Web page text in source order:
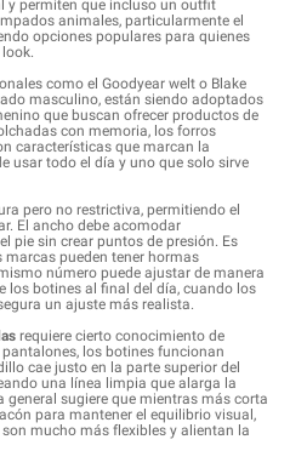
y permiten que incluso un outfit
animales, particularmente el
opciones populares para quienes
como el Goodyear welt o Blake
masculino, están siendo adoptados
que buscan ofrecer productos de
con memoria, los forros
características que marcan la
usar todo el día y uno que solo sirve
pero no restrictiva, permitiendo el
El ancho debe acomodar
pie sin crear puntos de presión. Es
pueden tener hormas
número puede ajustar de manera
los botines al final del día, cuando los
un ajuste más realista.
requiere cierto conocimiento de
los botines funcionan
cae justo en la parte superior del
una línea limpia que alarga la
general sugiere que mientras más corta
para mantener el equilibrio visual,
mucho más flexibles y alientan la